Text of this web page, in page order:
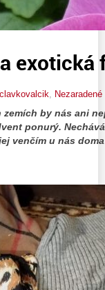
exotická
Nezaradené
by nás ani
ponurý.
venčím u nás